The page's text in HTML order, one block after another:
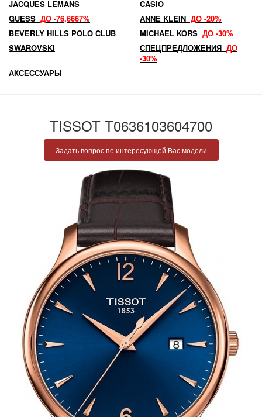
JACQUES LEMANS
CASIO
GUESS ДО -76,6667% ANNE KLEIN ДО -20%
BEVERLY HILLS POLO CLUB
MICHAEL KORS ДО -30%
SWAROVSKI
СПЕЦПРЕДЛОЖЕНИЯ ДО
-30%
АКСЕССУАРЫ
TISSOT T0636103604700
Задать вопрос по интересующей Вас модели